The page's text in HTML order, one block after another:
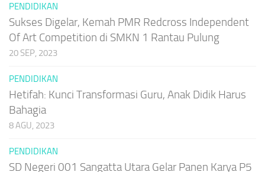
PENDIDIKAN
Sukses Digelar, Kemah PMR Redcross Independent
Of Art Competition di SMKN 1 Rantau Pulung
20 SEP, 2023
PENDIDIKAN
Hetifah: Kunci Transformasi Guru, Anak Didik Harus
Bahagia
8 AGU, 2023
PENDIDIKAN
SD Negeri 001 Sangatta Utara Gelar Panen Karya P5